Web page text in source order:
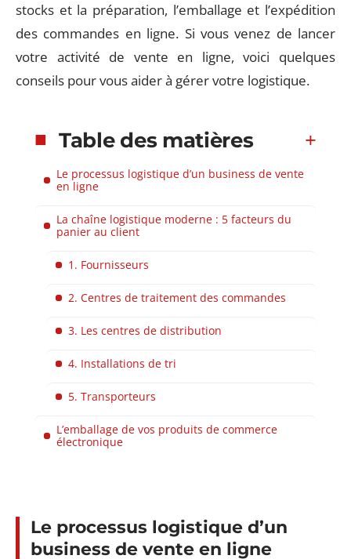
stocks et la préparation, l’emballage et l’expédition
des commandes en ligne. Si vous venez de lancer
votre activité de vente en ligne, voici quelques
conseils pour vous aider à gérer votre logistique.
Table des matières
Le processus logistique d’un business de vente
en ligne
La chaîne logistique moderne : 5 facteurs du
panier au client
1. Fournisseurs
2. Centres de traitement des commandes
3. Les centres de distribution
4. Installations de tri
5. Transporteurs
L’emballage de vos produits de commerce
électronique
Le processus logistique d’un
business de vente en ligne